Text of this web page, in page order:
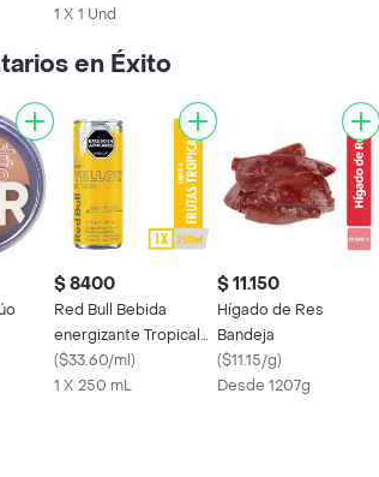
9g
1 X 1 Und
en Éxito
$ 8400
Red Bull Bebida
energizante Tropical
250 ml
($33.60/ml)
1 X 250 mL
$ 11.150
Hígado de Res
Bandeja
($11.15/g)
Desde 1207g